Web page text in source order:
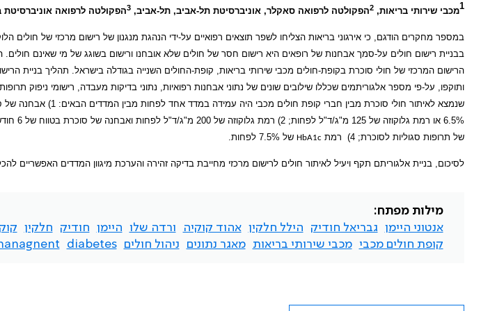
1מכבי שירותי בריאות,2הפקולטה לרפואה סאקלר, אוניברסיטת תל-אביב, תל-אביב,3הפקולטה לרפואה אוניברסיטת
במספר מחקרים הודגם, כי אירגוני בריאות הצליחו לשפר תוצאים רפואיים על-ידי הנהגת מנגנון של רישום מרכזי של חולים
בבניית רישום חולים על-סמך אבחנות של רופאים היא רישום חסר של חולים שלא אובחנו ורישום בשוגג של מי שאינם
הרישום המרכזי של חולי סוכרת בקופת-חולים מכבי שירותי בריאות, קופת-החולים השנייה בגודלה בישראל. תהליך בניית
ותוקפו, על-פי מספר אלגוריתמים שכללו שילובים שונים של נתוני אבחנות רפואיות, נתוני בדיקות מעבדה, רישומי ניפוק
שנמצא לאיתור חולי סוכרת מבין חברי קופת חולים מכבי היה עמידה במדד אחד לפחות מבין המדדים הבאים: 1) אבחנה של סוכרת ורמת המוגלובין מסוכרר
של תרופות סגוליות לסוכרת; 4)
רמת HbA1c של 7.5% לפחות.
לסיכום, בניית אלגוריתם תקף ויעיל לאיתור חולים לרישום מרכזי מחייבת בדיקה זהירה והערכת מיגוון המדדים האפשריים
מילות מפתח:
אנטוני היימן
גבריאל חודיק הילל חלקין אהוד קוקיה ורדה שלו היימן חודיק חלקין
קופת חולים מכבי מכבי שירותי בריאות מאגר נתונים ניהול חולים diabetes